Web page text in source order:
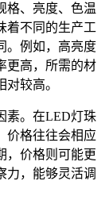
格、亮度、色温
着不同的生产工
。例如，高亮度
更高，所需的材
较高。
素。在LED灯珠
价格往往会相应
，价格则可能更
力，能够灵活调